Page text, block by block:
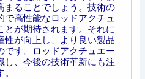
まることでしょう。技術の
高性能なロッドアクチュ
とが期待されます。それに
性が向上し、より良い製品
です。ロッドアクチュエー
し、今後の技術革新にも注